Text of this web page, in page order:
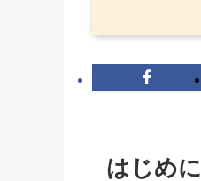
はじめに